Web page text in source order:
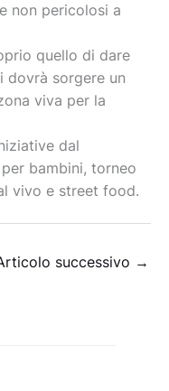
non pericolosi a
quello di dare
dovrà sorgere un
viva per la
dal
bambini, torneo
vivo e street food.
successivo →